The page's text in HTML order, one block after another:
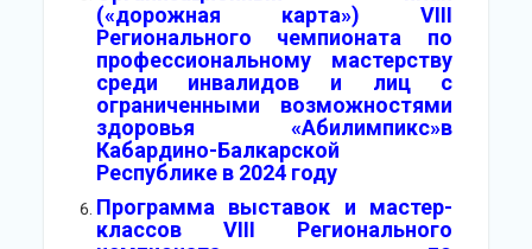
(«дорожная карта») VIII
Регионального чемпионата по
профессиональному мастерству
среди инвалидов и лиц с
ограниченными возможностями
здоровья «Абилимпикс»в
Кабардино-Балкарской
Республике в 2024 году
Программа выставок и мастер-
классов VIII Регионального